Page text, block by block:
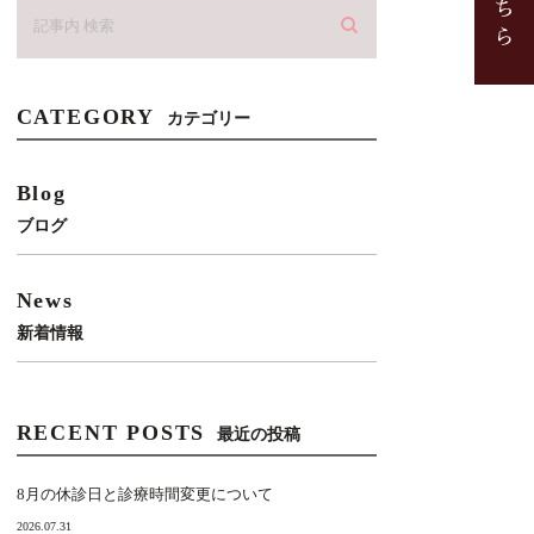
CATEGORY カテゴリー
Blog
ブログ
News
新着情報
RECENT POSTS 最近の投稿
8月の休診日と診療時間変更について
2026.07.31